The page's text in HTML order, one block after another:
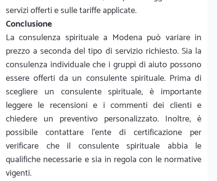
servizi offerti e sulle tariffe applicate.
Conclusione
La consulenza spirituale a Modena può variare in
prezzo a seconda del tipo di servizio richiesto. Sia la
consulenza individuale che i gruppi di aiuto possono
essere offerti da un consulente spirituale. Prima di
scegliere un consulente spirituale, è importante
leggere le recensioni e i commenti dei clienti e
chiedere un preventivo personalizzato. Inoltre, è
possibile contattare l'ente di certificazione per
verificare che il consulente spirituale abbia le
qualifiche necessarie e sia in regola con le normative
vigenti.